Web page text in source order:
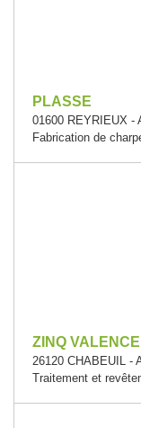
PLASSE
01600 REYRIEUX -
Fabrication de
ZINQ VALENCE
26120 CHABEUIL -
Traitement et